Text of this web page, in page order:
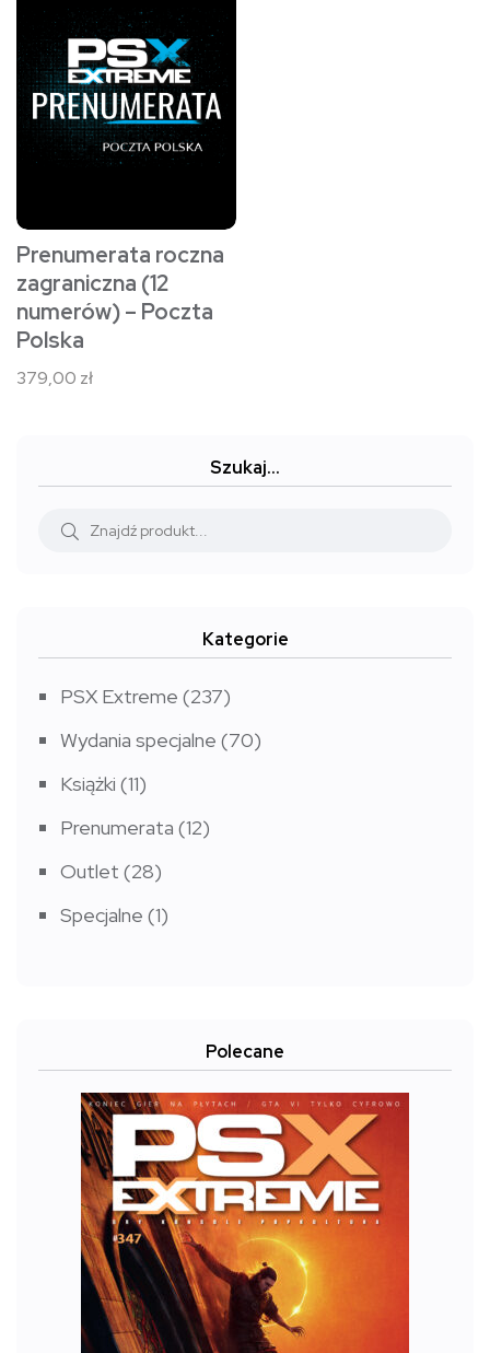
Prenumerata roczna
zagraniczna (12
numerów) – Poczta
Polska
379,00 zł
Szukaj…
Kategorie
PSX Extreme (237)
Wydania specjalne (70)
Książki (11)
Prenumerata (12)
Outlet (28)
Specjalne (1)
Polecane